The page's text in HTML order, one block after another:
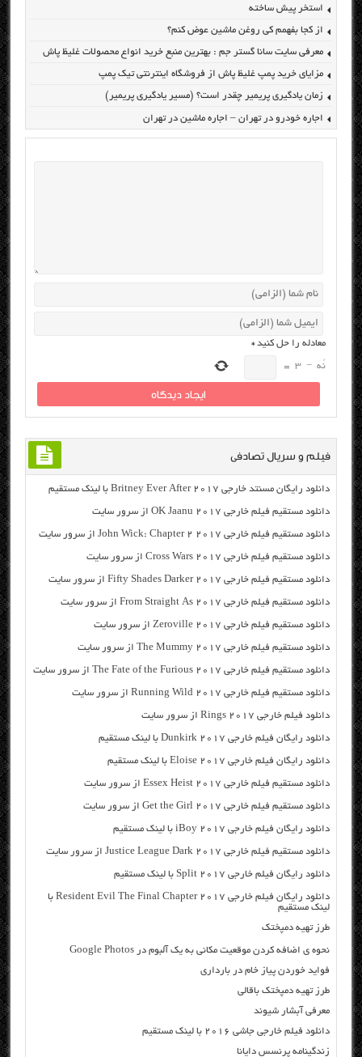
استخر پیش ساخته
از کجا بفهمم کی روغن ماشین عوض کنم؟
معرفی سایت سانا گستر جم : بهترین منبع خرید انواع محصولات غلیظ پاش
مزایای خرید پمپ غلیظ پاش از فروشگاه اینترنتی تیک پمپ
زمان یادگیری پریمیر چقدر است؟ (مسیر یادگیری پریمیر)
اجاره خودرو در تهران – اجاره ماشین در تهران
معادله را حل کنید*
نُه −
3
=
فیلم و سریال تصادفی
دانلود رایگان مسنتد خارجی Britney Ever After 2017 با لینک مستقیم
دانلود مستقیم فیلم خارجی OK Jaanu 2017 از سرور سایت
دانلود مستقیم فیلم خارجی John Wick: Chapter 2 2017 از سرور سایت
دانلود مستقیم فیلم خارجی Cross Wars 2017 از سرور سایت
دانلود مستقیم فیلم خارجی Fifty Shades Darker 2017 از سرور سایت
دانلود مستقیم فیلم خارجی From Straight As 2017 از سرور سایت
دانلود مستقیم فیلم خارجی Zeroville 2017 از سرور سایت
دانلود مستقیم فیلم خارجی The Mummy 2017 از سرور سایت
دانلود مستقیم فیلم خارجی The Fate of the Furious 2017 از سرور سایت
دانلود مستقیم فیلم خارجی Running Wild 2017 از سرور سایت
دانلود فیلم خارجی Rings 2017 از سرور سایت
دانلود رایگان فیلم خارجی Dunkirk 2017 با لینک مستقیم
دانلود رایگان فیلم خارجی Eloise 2017 با لینک مستقیم
دانلود مستقیم فیلم خارجی Essex Heist 2017 از سرور سایت
دانلود مستقیم فیلم خارجی Get the Girl 2017 از سرور سایت
دانلود رایگان فیلم خارجی iBoy 2017 با لینک مستقیم
دانلود مستقیم فیلم خارجی Justice League Dark 2017 از سرور سایت
دانلود رایگان فیلم خارجی Split 2017 با لینک مستقیم
دانلود رایگان فیلم خارجی Resident Evil The Final Chapter 2017 با
لینک مستقیم
طرز تهیه دمپختک
نحوه ی اضافه کردن موقعیت مکانی به یک آلبوم در Google Photos
فواید خوردن پیاز خام در بارداری
طرز تهيه دمپختک باقالی
معرفی آبشار شیوند
دانلود فیلم خارجی جاشی ۲۰۱۶ با لینک مستقیم
زندگینامه پرنسس دایانا